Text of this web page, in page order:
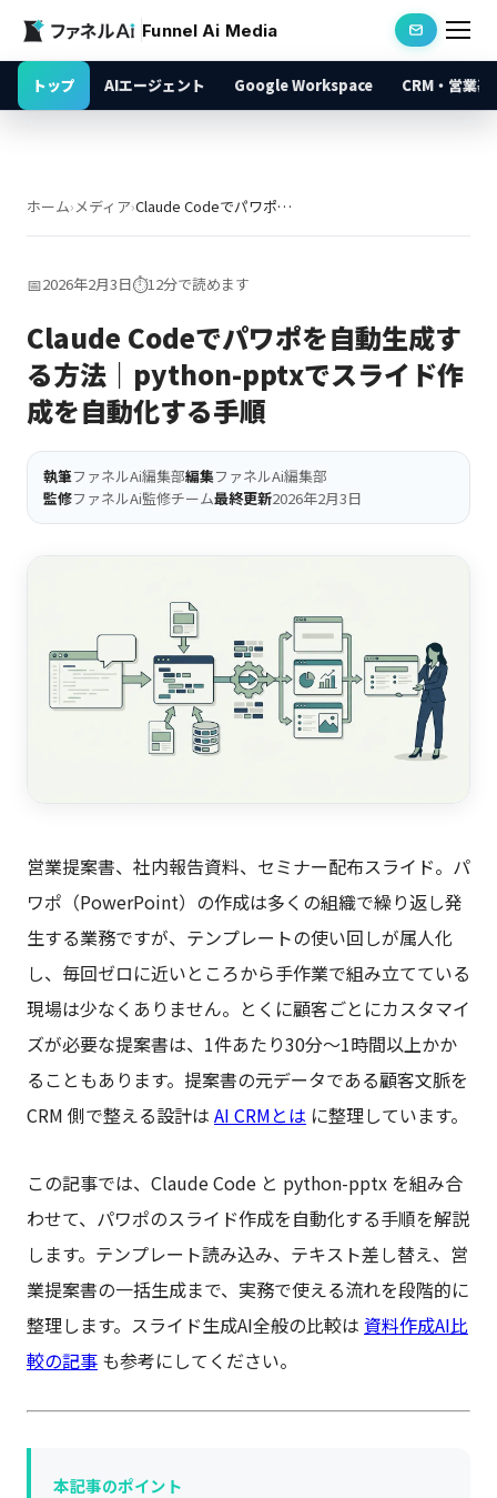
Funnel Ai Media
トップ AIエージェント Google Workspace CRM・営業基
ホーム›メディア› Claude Codeでパワポを自動生成する方法｜python-pptxでスライド作成を自動化する手順
📅2026年2月3日⏱️12分で読めます
Claude Codeでパワポを自動生成す
る方法｜python-pptxでスライド作
成を自動化する手順
執筆ファネルAi編集部編集ファネルAi編集部
監修ファネルAi監修チーム最終更新2026年2月3日
営業提案書、社内報告資料、セミナー配布スライド。パ
ワポ（PowerPoint）の作成は多くの組織で繰り返し発
生する業務ですが、テンプレートの使い回しが属人化
し、毎回ゼロに近いところから手作業で組み立てている
現場は少なくありません。とくに顧客ごとにカスタマイ
ズが必要な提案書は、1件あたり30分〜1時間以上かか
ることもあります。提案書の元データである顧客文脈を
CRM 側で整える設計は AI CRMとは に整理しています。
この記事では、Claude Code と python-pptx を組み合
わせて、パワポのスライド作成を自動化する手順を解説
します。テンプレート読み込み、テキスト差し替え、営
業提案書の一括生成まで、実務で使える流れを段階的に
整理します。スライド生成AI全般の比較は 資料作成AI比
較の記事 も参考にしてください。
本記事のポイント